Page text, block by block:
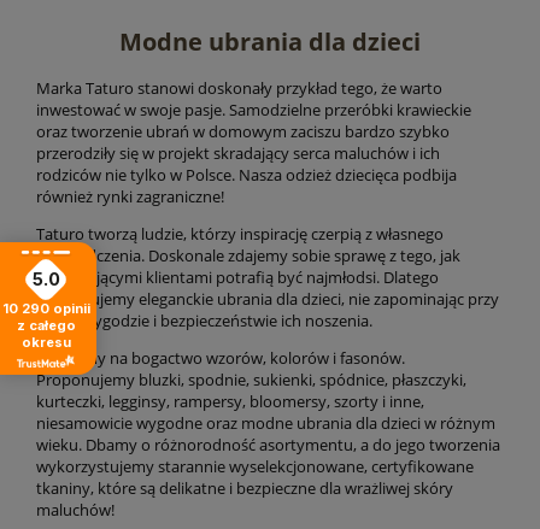
Modne ubrania dla dzieci
Marka Taturo stanowi doskonały przykład tego, że warto
inwestować w swoje pasje. Samodzielne przeróbki krawieckie
oraz tworzenie ubrań w domowym zaciszu bardzo szybko
przerodziły się w projekt skradający serca maluchów i ich
rodziców nie tylko w Polsce. Nasza odzież dziecięca podbija
również rynki zagraniczne!
Taturo tworzą ludzie, którzy inspirację czerpią z własnego
doświadczenia. Doskonale zdajemy sobie sprawę z tego, jak
wymagającymi klientami potrafią być najmłodsi. Dlatego
proponujemy eleganckie ubrania dla dzieci, nie zapominając przy
tym o wygodzie i bezpieczeństwie ich noszenia.
Stawiamy na bogactwo wzorów, kolorów i fasonów.
Proponujemy bluzki, spodnie, sukienki, spódnice, płaszczyki,
kurteczki, legginsy, rampersy, bloomersy, szorty i inne,
niesamowicie wygodne oraz modne ubrania dla dzieci w różnym
wieku. Dbamy o różnorodność asortymentu, a do jego tworzenia
wykorzystujemy starannie wyselekcjonowane, certyfikowane
tkaniny, które są delikatne i bezpieczne dla wrażliwej skóry
maluchów!
5.0
10 290 opinii
z całego
okresu